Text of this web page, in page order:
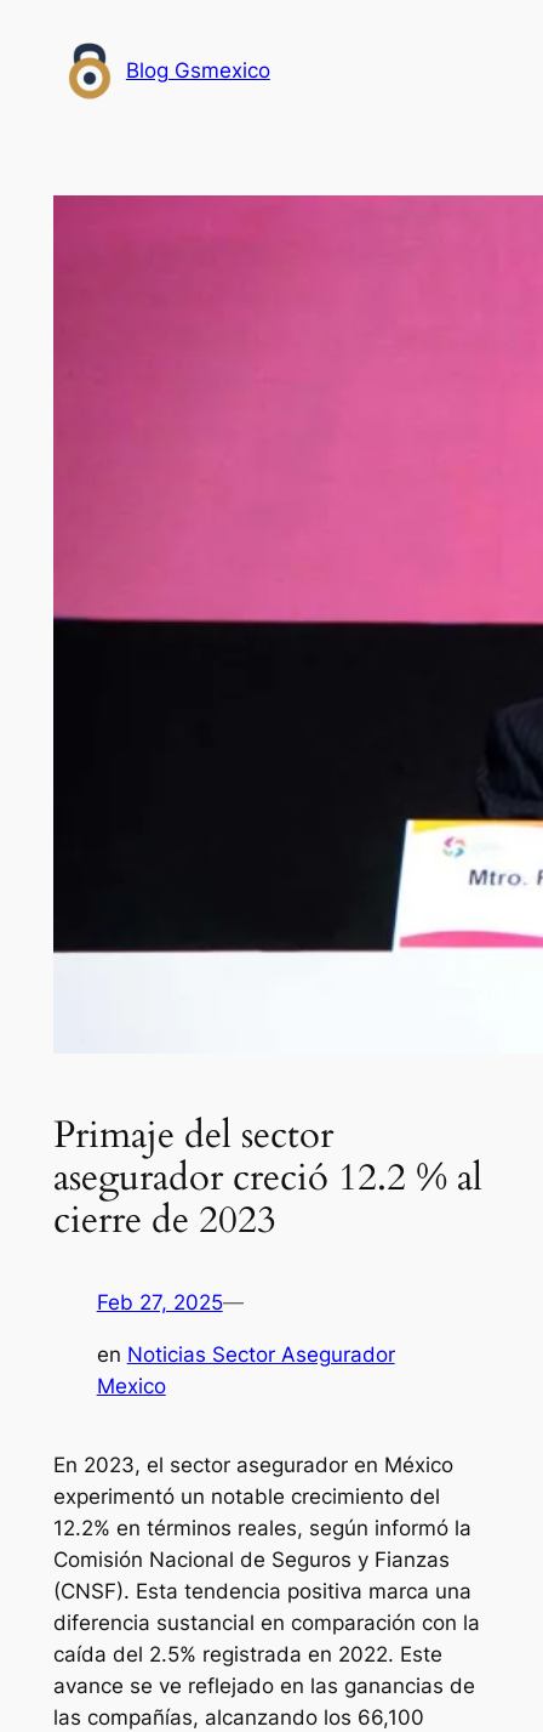
contenido
Blog Gsmexico
Primaje del sector
asegurador creció 12.2 % al
cierre de 2023
Feb 27, 2025—
en Noticias Sector Asegurador
Mexico
En 2023, el sector asegurador en México
experimentó un notable crecimiento del
12.2% en términos reales, según informó la
Comisión Nacional de Seguros y Fianzas
(CNSF). Esta tendencia positiva marca una
diferencia sustancial en comparación con la
caída del 2.5% registrada en 2022. Este
avance se ve reflejado en las ganancias de
las compañías, alcanzando los 66,100